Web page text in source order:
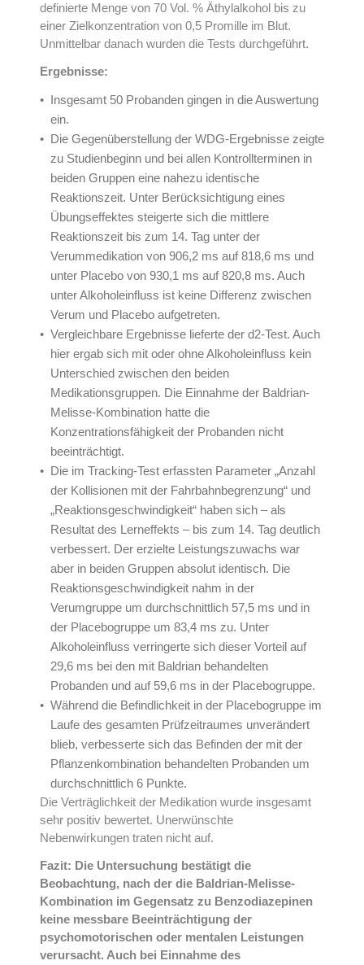
definierte Menge von 70 Vol. % Äthylalkohol bis zu
einer Zielkonzentration von 0,5 Promille im Blut.
Unmittelbar danach wurden die Tests durchgeführt.
Ergebnisse:
Insgesamt 50 Probanden gingen in die Auswertung
ein.
Die Gegenüberstellung der WDG-Ergebnisse zeigte
zu Studienbeginn und bei allen Kontrollterminen in
beiden Gruppen eine nahezu identische
Reaktionszeit. Unter Berücksichtigung eines
Übungseffektes steigerte sich die mittlere
Reaktionszeit bis zum 14. Tag unter der
Verummedikation von 906,2 ms auf 818,6 ms und
unter Placebo von 930,1 ms auf 820,8 ms. Auch
unter Alkoholeinfluss ist keine Differenz zwischen
Verum und Placebo aufgetreten.
Vergleichbare Ergebnisse lieferte der d2-Test. Auch
hier ergab sich mit oder ohne Alkoholeinfluss kein
Unterschied zwischen den beiden
Medikationsgruppen. Die Einnahme der Baldrian-
Melisse-Kombination hatte die
Konzentrationsfähigkeit der Probanden nicht
beeinträchtigt.
Die im Tracking-Test erfassten Parameter „Anzahl
der Kollisionen mit der Fahrbahnbegrenzung“ und
„Reaktionsgeschwindigkeit“ haben sich – als
Resultat des Lerneffekts – bis zum 14. Tag deutlich
verbessert. Der erzielte Leistungszuwachs war
aber in beiden Gruppen absolut identisch. Die
Reaktionsgeschwindigkeit nahm in der
Verumgruppe um durchschnittlich 57,5 ms und in
der Placebogruppe um 83,4 ms zu. Unter
Alkoholeinfluss verringerte sich dieser Vorteil auf
29,6 ms bei den mit Baldrian behandelten
Probanden und auf 59,6 ms in der Placebogruppe.
Während die Befindlichkeit in der Placebogruppe im
Laufe des gesamten Prüfzeitraumes unverändert
blieb, verbesserte sich das Befinden der mit der
Pflanzenkombination behandelten Probanden um
durchschnittlich 6 Punkte.
Die Verträglichkeit der Medikation wurde insgesamt
sehr positiv bewertet. Unerwünschte
Nebenwirkungen traten nicht auf.
Fazit: Die Untersuchung bestätigt die
Beobachtung, nach der die Baldrian-Melisse-
Kombination im Gegensatz zu Benzodiazepinen
keine messbare Beeinträchtigung der
psychomotorischen oder mentalen Leistungen
verursacht. Auch bei Einnahme des